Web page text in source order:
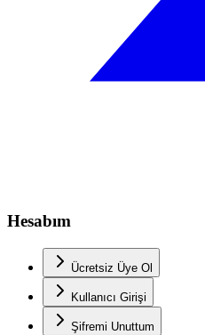
Hesabım
Ücretsiz Üye Ol
Kullanıcı Girişi
Şifremi Unuttum